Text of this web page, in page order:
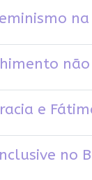
e
no